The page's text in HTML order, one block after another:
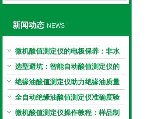
新闻动态 NEWS
微机酸值测定仪的电极保养：非水
电极的清洗与活化方法
选型避坑：智能自动酸值测定仪的
加热功率与萃取时间关系
绝缘油酸值测定仪助力绝缘油质量
把控，降低设备故障
全自动绝缘油酸值测定仪准确度验
证：标准物质标定步骤
微机酸值测定仪操作教程：样品制